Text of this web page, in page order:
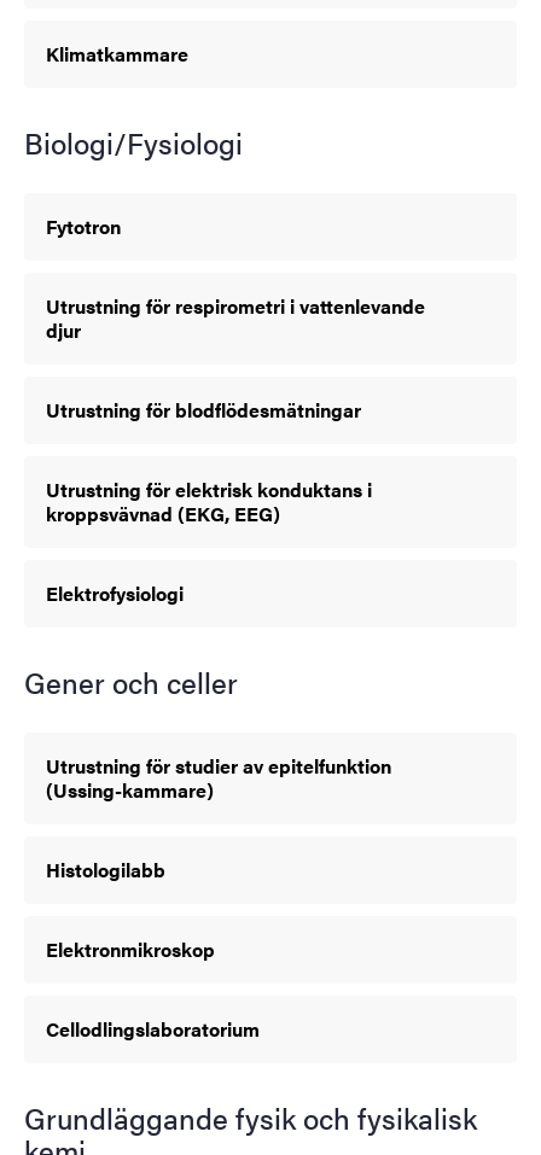
Klimatkammare
Biologi/Fysiologi
Fytotron
Utrustning för respirometri i vattenlevande
djur
Utrustning för blodflödesmätningar
Utrustning för elektrisk konduktans i
kroppsvävnad (EKG, EEG)
Elektrofysiologi
Gener och celler
Utrustning för studier av epitelfunktion
(Ussing-kammare)
Histologilabb
Elektronmikroskop
Cellodlingslaboratorium
Grundläggande fysik och fysikalisk